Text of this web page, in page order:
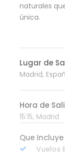
naturales
única.
Lugar de
Madrid,
Hora de
15:15, Madrid
Que Incluye
Vuelos